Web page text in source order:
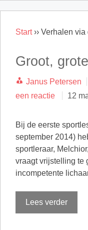
Start›› Verhalen via
Groot,
Janus Petersen
een reactie
12
Bij de eerste
september 2014)
sportleraar,
vraagt vrijstelling te
incompetente
Lees verder